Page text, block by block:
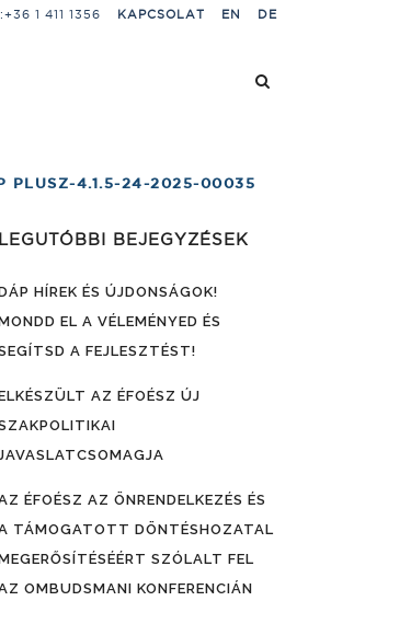
1 411 1356 KAPCSOLAT EN DE
PLUSZ-4.1.5-24-2025-00035
LEGUTÓBBI BEJEGYZÉSEK
HÍREK ÉS ÚJDONSÁGOK!
EL A VÉLEMÉNYED ÉS
A FEJLESZTÉST!
AZ ÉFOÉSZ ÚJ
ÉFOÉSZ AZ ÖNRENDELKEZÉS ÉS
TÁMOGATOTT DÖNTÉSHOZATAL
SZÓLALT FEL
OMBUDSMANI KONFERENCIÁN